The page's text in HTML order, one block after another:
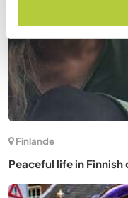
Finlande
Peaceful life in